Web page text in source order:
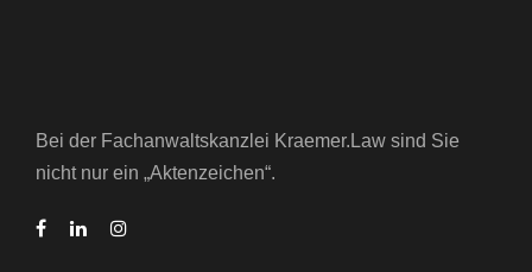
Bei der Fachanwaltskanzlei Kraemer.Law sind Sie
nicht nur ein „Aktenzeichen“.